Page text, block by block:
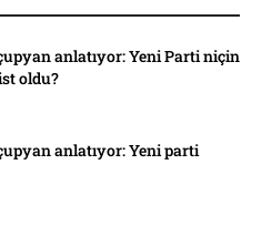
anlatıyor: Yeni Parti niçin
oldu?
anlatıyor: Yeni parti